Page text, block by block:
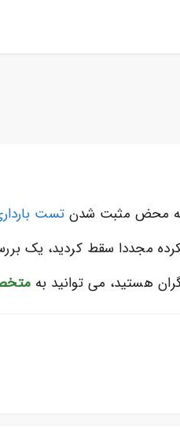
محض مثبت شدنتست
مجددا سقط کردید، یک
هستید، می توانید به